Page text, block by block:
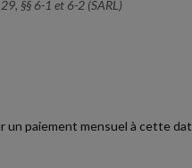
§§ 6-1 et 6-2 (SARL)
paiement mensuel à cette